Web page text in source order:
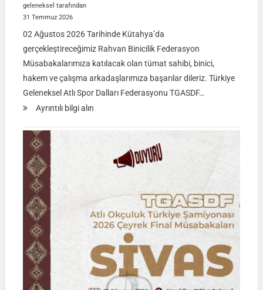
geleneksel tarafından
31 Temmuz 2026
02 Ağustos 2026 Tarihinde Kütahya’da
gerçekleştireceğimiz Rahvan Binicilik Federasyon
Müsabakalarımıza katılacak olan tümat sahibi, binici,
hakem ve çalışma arkadaşlarımıza başarılar dileriz. Türkiye
Geleneksel Atlı Spor Dalları Federasyonu TGASDF…
Ayrıntılı bilgi alın:
Federasyon
Müsabakası
02
Ağustos
2026
|
KÜTAHYA
|